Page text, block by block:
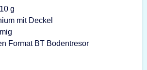
g
mit Deckel
Format BT Bodentresor